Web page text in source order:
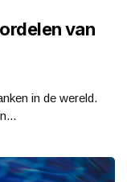
van
in de wereld.